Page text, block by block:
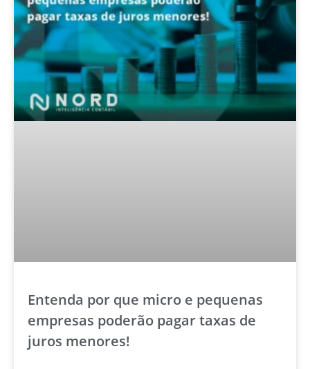
Entenda por que micro e pequenas
empresas poderão pagar taxas de
juros menores!